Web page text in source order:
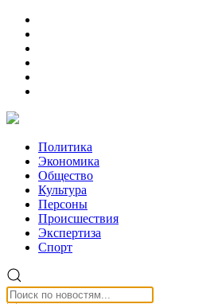
Политика
Экономика
Общество
Культура
Персоны
Происшествия
Экспертиза
Спорт